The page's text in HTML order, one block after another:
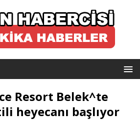
Resort Belek^te
heyecanı başlıyor